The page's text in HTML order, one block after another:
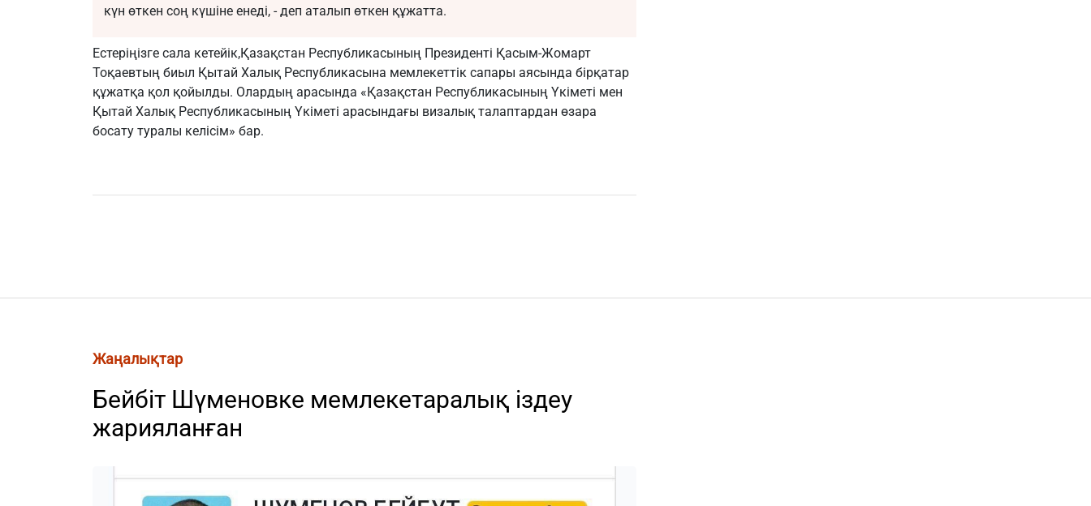
күн өткен соң күшіне енеді, - деп аталып өткен құжатта.
Естеріңізге сала кетейік,Қазақстан Республикасының Президенті Қасым-Жомарт
Тоқаевтың биыл Қытай Халық Республикасына мемлекеттік сапары аясында бірқатар
құжатқа қол қойылды. Олардың арасында «Қазақстан Республикасының Үкіметі мен
Қытай Халық Республикасының Үкіметі арасындағы визалық талаптардан өзара
босату туралы келісім» бар.
Жаңалықтар
Бейбіт Шүменовке мемлекетаралық іздеу
жарияланған